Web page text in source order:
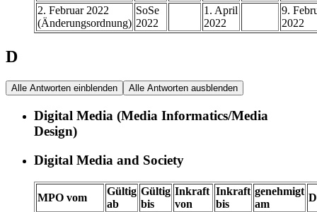
2. Februar 2022
(Änderungsordnung)
SoSe
2022
1. April
2022
9.
2022
D
Alle Antworten einblenden Alle Antworten ausblenden
Digital Media (Media Informatics/Media
Design)
Digital Media and Society
MPO vom
Gültig
ab
Gültig
bis
Inkraft
von
Inkraft
bis
genehmigt
am